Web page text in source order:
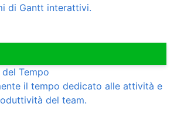
di Gantt interattivi.
Tempo
il tempo dedicato alle attività e
del team.